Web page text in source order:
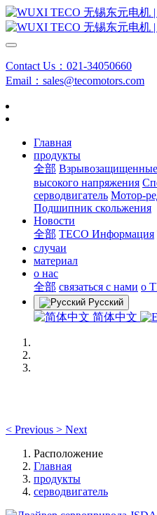
Contact Us：021-34050660
Email：sales@tecomotors.com
Главная
продукты
全部 Взрывозащищенные
высокого напряжения
серводвигатель Мотор-
Подшипник скольжения
Новости
全部 TECO Информация
случаи
материал
о нас
全部 связаться с нами о
Русский
简体中文
< Previous > Next
Расположение
Главная
продукты
серводвигатель